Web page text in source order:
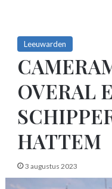
Leeuwarden
OVERAL
HATTEM
3 augustus 2023